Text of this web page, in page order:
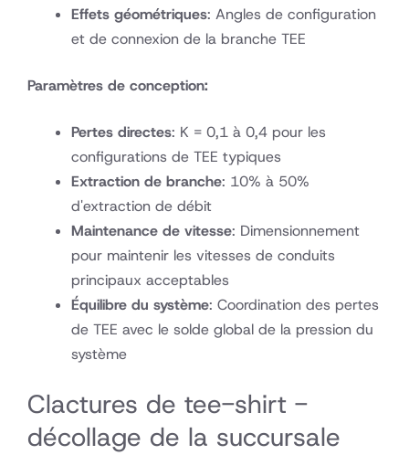
Effets géométriques: Angles de configuration
et de connexion de la branche TEE
Paramètres de conception:
Pertes directes: K = 0,1 à 0,4 pour les
configurations de TEE typiques
Extraction de branche: 10% à 50%
d'extraction de débit
Maintenance de vitesse: Dimensionnement
pour maintenir les vitesses de conduits
principaux acceptables
Équilibre du système: Coordination des pertes
de TEE avec le solde global de la pression du
système
Clactures de tee-shirt -
décollage de la succursale